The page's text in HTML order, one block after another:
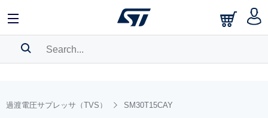
BOOKMARK
過渡電圧サプレッサ（TVS） SM30T15CAY